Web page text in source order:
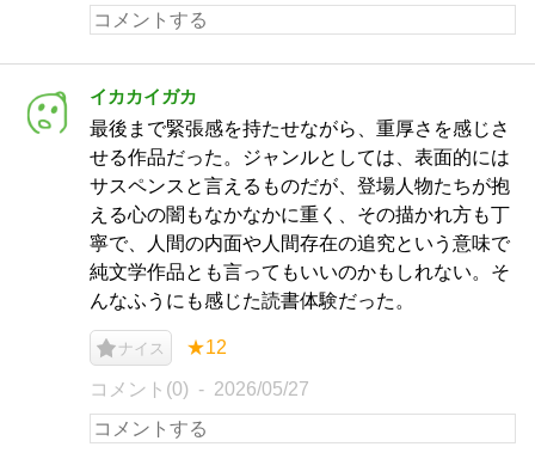
イカカイガカ
最後まで緊張感を持たせながら、重厚さを感じさ
せる作品だった。ジャンルとしては、表面的には
サスペンスと言えるものだが、登場人物たちが抱
える心の闇もなかなかに重く、その描かれ方も丁
寧で、人間の内面や人間存在の追究という意味で
純文学作品とも言ってもいいのかもしれない。そ
んなふうにも感じた読書体験だった。
ナイス ★12
コメント(0) 2026/05/27